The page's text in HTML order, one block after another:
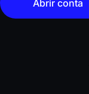
Abrir conta